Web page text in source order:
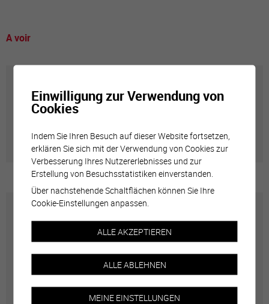
A voir
Annuaire communal
Carte interactive
Géolocalisation de tous les points d'intérêt de la Ville
Einwilligung zur Verwendung von
Cookies
Indem Sie Ihren Besuch auf dieser Website fortsetzen,
erklären Sie sich mit der Verwendung von Cookies zur
Verbesserung Ihres Nutzererlebnisses und zur
Erstellung von Besuchsstatistiken einverstanden.
Über nachstehende Schaltflächen können Sie Ihre
Cookie-Einstellungen anpassen.
ALLE AKZEPTIEREN
ALLE ABLEHNEN
MEINE EINSTELLUNGEN